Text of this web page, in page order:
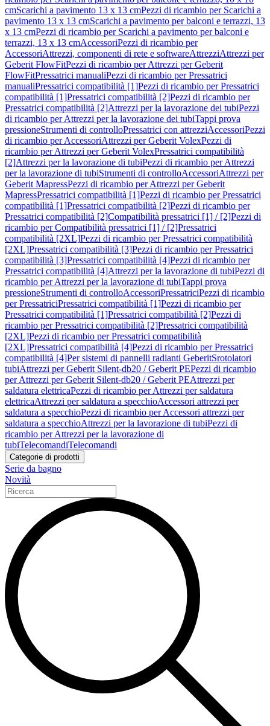
cmScarichi a pavimento 13 x 13 cmPezzi di ricambio per Scarichi a
pavimento 13 x 13 cmScarichi a pavimento per balconi e terrazzi, 13
x 13 cmPezzi di ricambio per Scarichi a pavimento per balconi e
terrazzi, 13 x 13 cmAccessoriPezzi di ricambio per
AccessoriAttrezzi, componenti di rete e softwareAttrezziAttrezzi per
Geberit FlowFitPezzi di ricambio per Attrezzi per Geberit
FlowFitPressatrici manualiPezzi di ricambio per Pressatrici
manualiPressatrici compatibilità [1]Pezzi di ricambio per Pressatrici
compatibilità [1]Pressatrici compatibilità [2]Pezzi di ricambio per
Pressatrici compatibilità [2]Attrezzi per la lavorazione dei tubiPezzi
di ricambio per Attrezzi per la lavorazione dei tubiTappi prova
pressioneStrumenti di controlloPressatrici con attrezziAccessoriPezzi
di ricambio per AccessoriAttrezzi per Geberit VolexPezzi di
ricambio per Attrezzi per Geberit VolexPressatrici compatibilità
[2]Attrezzi per la lavorazione di tubiPezzi di ricambio per Attrezzi
per la lavorazione di tubiStrumenti di controlloAccessoriAttrezzi per
Geberit MapressPezzi di ricambio per Attrezzi per Geberit
MapressPressatrici compatibilità [1]Pezzi di ricambio per Pressatrici
compatibilità [1]Pressatrici compatibilità [2]Pezzi di ricambio per
Pressatrici compatibilità [2]Compatibilità pressatrici [1] / [2]Pezzi di
ricambio per Compatibilità pressatrici [1] / [2]Pressatrici
compatibilità [2XL]Pezzi di ricambio per Pressatrici compatibilità
[2XL]Pressatrici compatibilità [3]Pezzi di ricambio per Pressatrici
compatibilità [3]Pressatrici compatibilità [4]Pezzi di ricambio per
Pressatrici compatibilità [4]Attrezzi per la lavorazione di tubiPezzi di
ricambio per Attrezzi per la lavorazione di tubiTappi prova
pressioneStrumenti di controlloAccessoriPressatriciPezzi di ricambio
per PressatriciPressatrici compatibilità [1]Pezzi di ricambio per
Pressatrici compatibilità [1]Pressatrici compatibilità [2]Pezzi di
ricambio per Pressatrici compatibilità [2]Pressatrici compatibilità
[2XL]Pezzi di ricambio per Pressatrici compatibilità
[2XL]Pressatrici compatibilità [4]Pezzi di ricambio per Pressatrici
compatibilità [4]Per sistemi di pannelli radianti GeberitSrotolatori
tubiAttrezzi per Geberit Silent-db20 / Geberit PEPezzi di ricambio
per Attrezzi per Geberit Silent-db20 / Geberit PEAttrezzi per
saldatura elettricaPezzi di ricambio per Attrezzi per saldatura
elettricaAttrezzi per saldatura a specchioAccessori attrezzi per
saldatura a specchioPezzi di ricambio per Accessori attrezzi per
saldatura a specchioAttrezzi per la lavorazione di tubiPezzi di
ricambio per Attrezzi per la lavorazione di
tubiTelecomandiTelecomandi
Categorie di prodotti
Serie da bagno
Novità